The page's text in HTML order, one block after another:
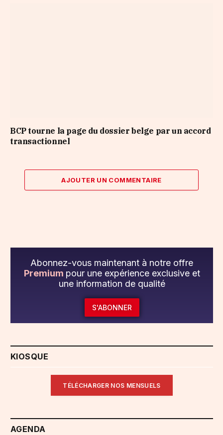
BCP tourne la page du dossier belge par un accord
transactionnel
AJOUTER UN COMMENTAIRE
Abonnez-vous maintenant à notre offre
Premium pour une expérience exclusive et
une information de qualité
S'ABONNER
KIOSQUE
TÉLÉCHARGER NOS MENSUELS
AGENDA